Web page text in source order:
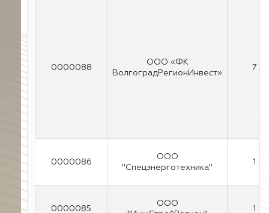
0000088
ООО «ФК
ВолгоградРегионИнвест»
7
0000086
ООО
"Спецэнерготехника"
1
0000085
ООО
1